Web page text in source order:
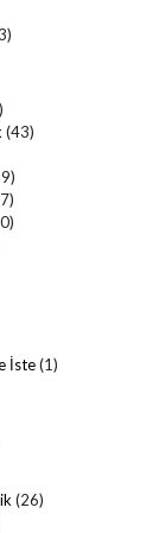
(43)
İste(1)
(26)